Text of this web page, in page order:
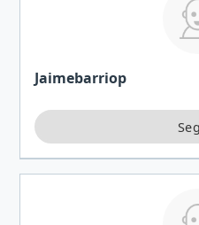
Jaimebarriop